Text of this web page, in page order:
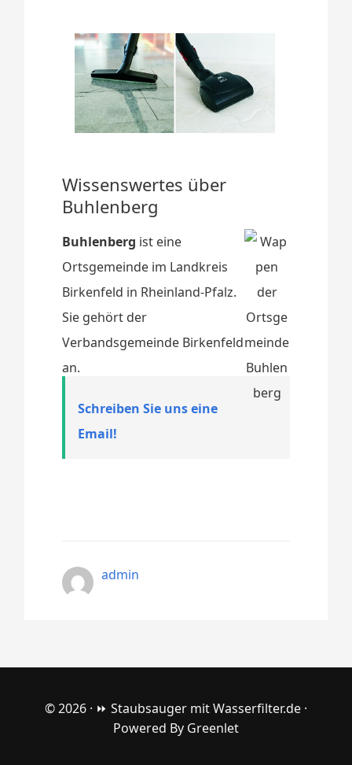
Wissenswertes über
Buhlenberg
Buhlenberg ist eine
Ortsgemeinde im Landkreis
Birkenfeld in Rheinland-Pfalz.
Sie gehört der
Verbandsgemeinde Birkenfeld
an.
Schreiben Sie uns eine
Email!
admin
© 2026 · ⏩ Staubsauger mit Wasserfilter.de ·
Powered By Greenlet